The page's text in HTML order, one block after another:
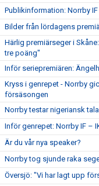
Publikinformation: Norrby
Bilder från lördagens
Härlig premiärseger i
tre poäng"
Inför seriepremiären:
Kryss i genrepet - Norrby
försäsongen
Norrby testar nigeriansk
Inför genrepet: Norrby IF –
Är du vår nya speaker?
Norrby tog sjunde raka
Översjö: "Vi har lagt upp